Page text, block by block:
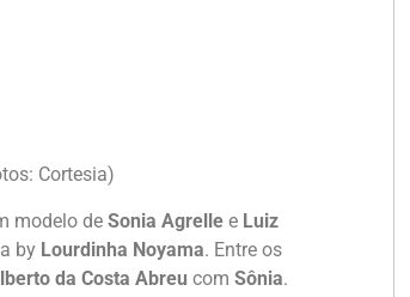
Cortesia)
modelo de Sonia Agrelle e Luiz
by Lourdinha Noyama. Entre os
da Costa Abreu com Sônia.